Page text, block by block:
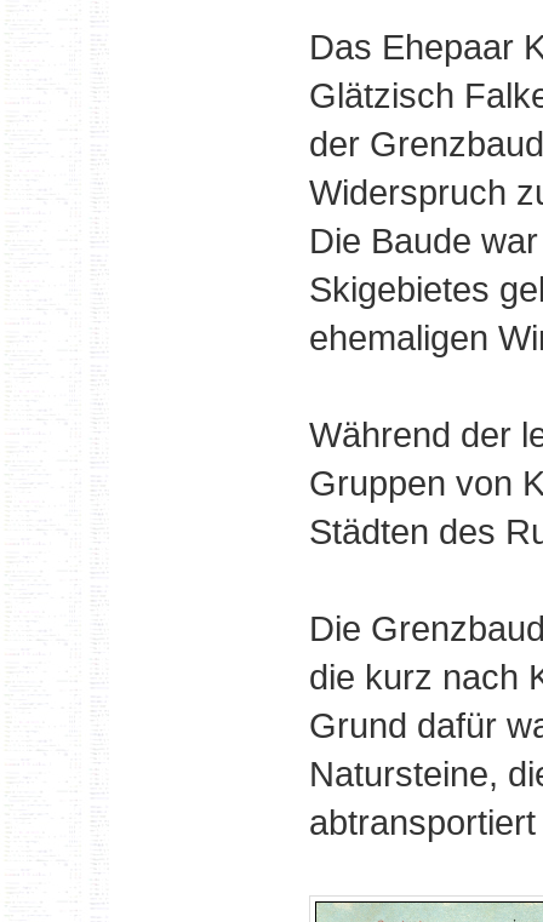
Das Ehepaar
Glätzisch
der
Widerspruch
Die Baude
Skigebietes
ehemaligen
Während der
Gruppen von
Städten des
Die
die kurz nach
Grund dafür
Natursteine,